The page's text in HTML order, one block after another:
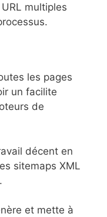
multiples
les pages
un facilite
de
décent en
sitemaps XML
et mette à